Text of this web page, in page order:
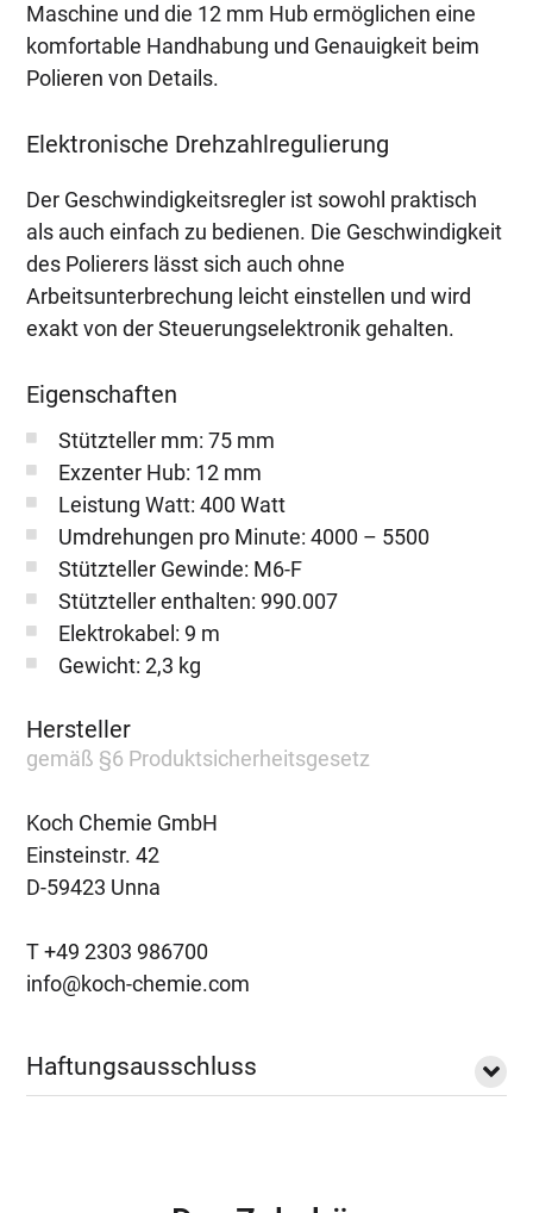
Maschine und die 12 mm Hub ermöglichen eine
komfortable Handhabung und Genauigkeit beim
Polieren von Details.
Elektronische Drehzahlregulierung
Der Geschwindigkeitsregler ist sowohl praktisch
als auch einfach zu bedienen. Die Geschwindigkeit
des Polierers lässt sich auch ohne
Arbeitsunterbrechung leicht einstellen und wird
exakt von der Steuerungselektronik gehalten.
Eigenschaften
Stützteller mm: 75 mm
Exzenter Hub: 12 mm
Leistung Watt: 400 Watt
Umdrehungen pro Minute: 4000 – 5500
Stützteller Gewinde: M6-F
Stützteller enthalten: 990.007
Elektrokabel: 9 m
Gewicht: 2,3 kg
Hersteller
gemäß §6 Produktsicherheitsgesetz
Koch Chemie GmbH
Einsteinstr. 42
D-59423 Unna
T +49 2303 986700
info@koch-chemie.com
Haftungsausschluss